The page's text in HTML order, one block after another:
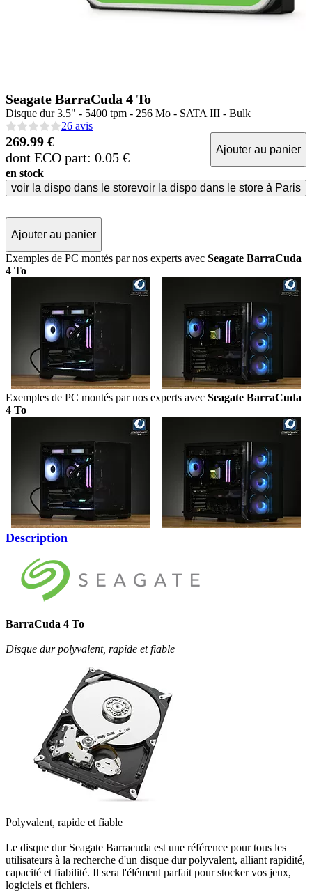
Seagate BarraCuda 4 To
Disque dur 3.5" - 5400 tpm - 256 Mo - SATA III - Bulk
26 avis
269.99 €
dont ECO part: 0.05 €
Ajouter au panier
en stock
voir la dispo dans le storevoir la dispo dans le store à Paris
Ajouter au panier
Exemples de PC montés par nos experts avec Seagate BarraCuda
4 To
Exemples de PC montés par nos experts avec Seagate BarraCuda
4 To
Description
BarraCuda 4 To
Disque dur polyvalent, rapide et fiable
Polyvalent, rapide et fiable
Le disque dur Seagate Barracuda est une référence pour tous les
utilisateurs à la recherche d'un disque dur polyvalent, alliant rapidité,
capacité et fiabilité. Il sera l'élément parfait pour stocker vos jeux,
logiciels et fichiers.